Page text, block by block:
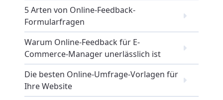
5 Arten von Online-Feedback-
Formularfragen
Warum Online-Feedback für E-
Commerce-Manager unerlässlich ist
Die besten Online-Umfrage-Vorlagen für
Ihre Website